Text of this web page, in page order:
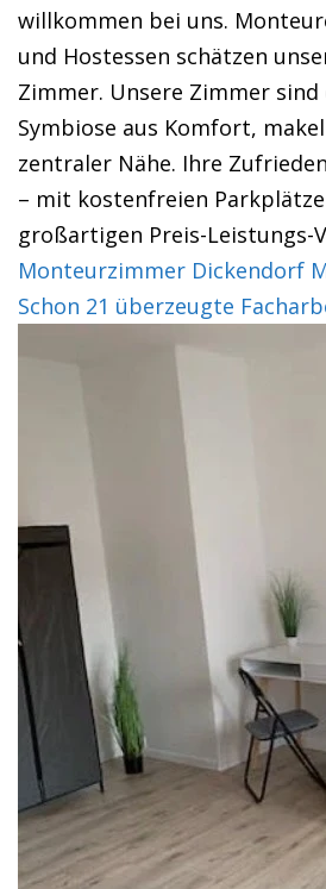
willkommen bei uns.
und Hostessen schätzen
Zimmer. Unsere Zimmer
Symbiose aus Komfort,
zentraler Nähe. Ihre
– mit kostenfreien
großartigen Preis-Leistungs-
Monteurzimmer Dickendorf
Schon 21 überzeugte